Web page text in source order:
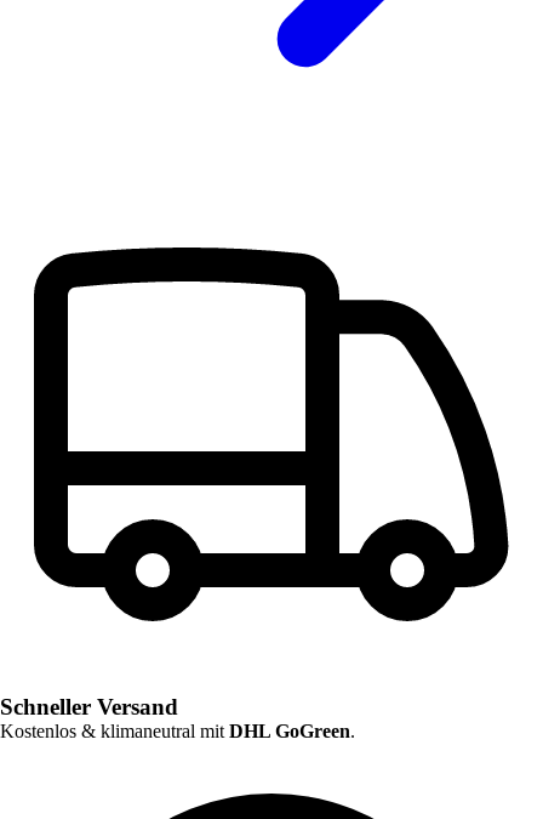
Schneller Versand
Kostenlos & klimaneutral mit DHL GoGreen.